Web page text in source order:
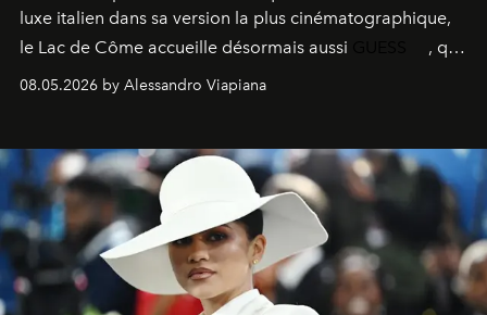
luxe italien dans sa version la plus cinématographique,
le Lac de Côme accueille désormais aussi
, qui
signe un takeover entre boutiques, hôtels, bateaux et
fragrances. L’une des opérations de style les plus
08.05.2026 by Alessandro Viapiana